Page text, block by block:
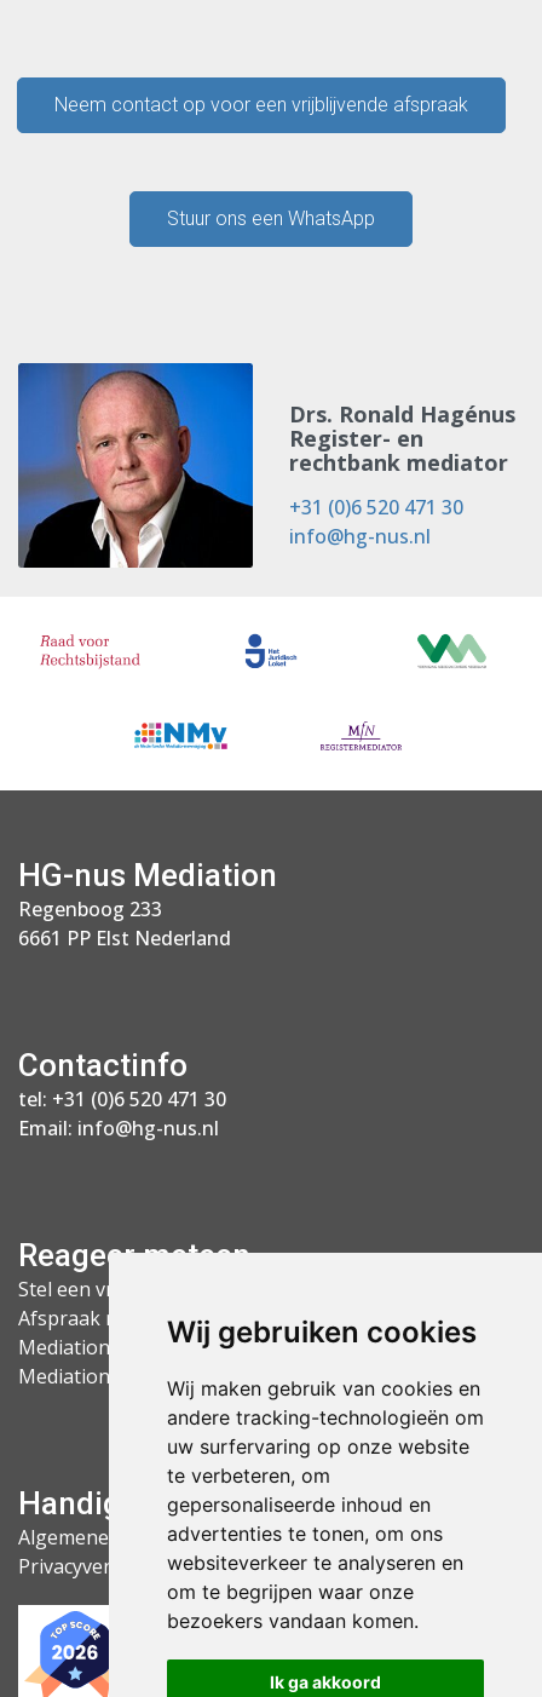
Wij gebruiken cookies
Wij maken gebruik van cookies en
andere tracking-technologieën om
uw surfervaring op onze website
te verbeteren, om
gepersonaliseerde inhoud en
advertenties te tonen, om ons
websiteverkeer te analyseren en
om te begrijpen waar onze
bezoekers vandaan komen.
Ik ga akkoord
Neem contact op voor een vrijblijvende afspraak
Stuur ons een WhatsApp
Drs. Ronald Hagénus
Register- en
rechtbank mediator
+31 (0)6 520 471 30
info@hg-nus.nl
HG-nus Mediation
Regenboog 233
6661 PP Elst Nederland
Contactinfo
tel: +31 (0)6 520 471 30
Email: info@hg-nus.nl
Reageer meteen
Stel een vraag
Afspraak maken
Mediation Arnhem
Mediation Nijmegen
Handige links
Algemene voorwaarden
Privacyverklaring
9